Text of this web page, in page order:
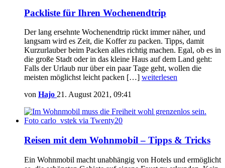
Packliste für Ihren Wochenendtrip
Der lang ersehnte Wochenendtrip rückt immer näher, und
langsam wird es Zeit, die Koffer zu packen. Tipps, damit
Kurzurlauber beim Packen alles richtig machen. Egal, ob es in
die große Stadt oder in das kleine Haus auf dem Land geht:
Falls der Urlaub nur über ein paar Tage geht, wollen die
meisten möglichst leicht packen […] weiterlesen
von Hajo 21. August 2021, 09:41
Reisen mit dem Wohnmobil – Tipps & Tricks
Ein Wohnmobil macht unabhängig von Hotels und ermöglicht